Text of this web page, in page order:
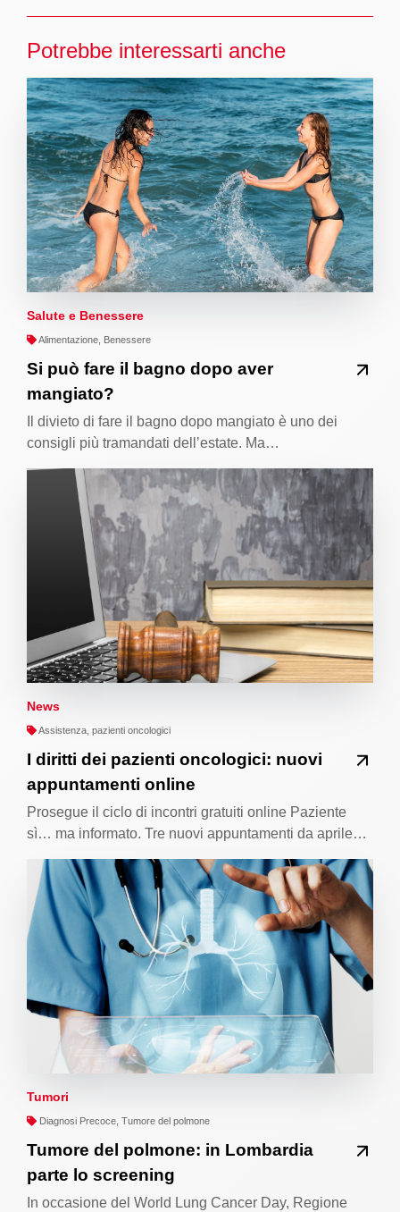
Potrebbe interessarti anche
Salute e Benessere
Alimentazione, Benessere
Si può fare il bagno dopo aver
mangiato?
Il divieto di fare il bagno dopo mangiato è uno dei
consigli più tramandati dell’estate. Ma…
News
Assistenza, pazienti oncologici
I diritti dei pazienti oncologici: nuovi
appuntamenti online
Prosegue il ciclo di incontri gratuiti online Paziente
sì… ma informato. Tre nuovi appuntamenti da aprile…
Tumori
Diagnosi Precoce, Tumore del polmone
Tumore del polmone: in Lombardia
parte lo screening
In occasione del World Lung Cancer Day, Regione